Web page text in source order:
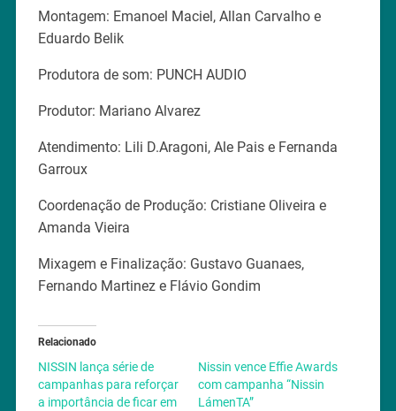
Montagem: Emanoel Maciel, Allan Carvalho e
Eduardo Belik
Produtora de som: PUNCH AUDIO
Produtor: Mariano Alvarez
Atendimento: Lili D.Aragoni, Ale Pais e Fernanda
Garroux
Coordenação de Produção: Cristiane Oliveira e
Amanda Vieira
Mixagem e Finalização: Gustavo Guanaes,
Fernando Martinez e Flávio Gondim
Relacionado
NISSIN lança série de
campanhas para reforçar
a importância de ficar em
Nissin vence Effie Awards
com campanha “Nissin
LámenTA”